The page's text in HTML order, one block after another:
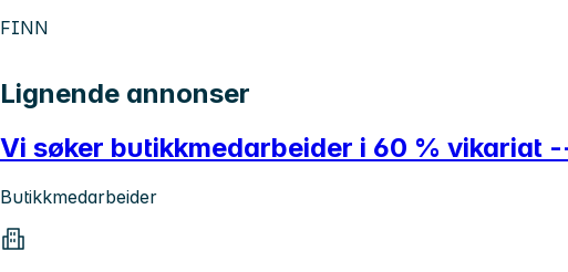
FINN
Lignende annonser
Vi søker butikkmedarbeider i 60 % vikariat
Butikkmedarbeider